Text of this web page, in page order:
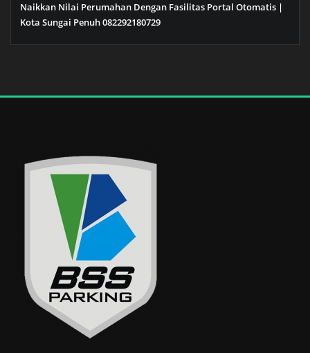
Naikkan Nilai Perumahan Dengan Fasilitas Portal Otomatis |
Kota Sungai Penuh 082292180729